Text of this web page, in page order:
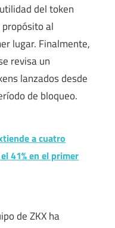
del token
al
lugar. Finalmente,
revisa un
lanzados desde
de bloqueo.
a cuatro
41% en el primer
de ZKX ha